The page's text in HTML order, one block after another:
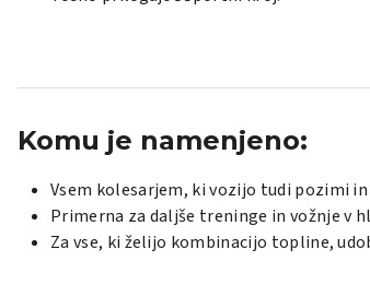
Komu je namenjeno:
Vsem kolesarjem, ki vozijo tudi pozimi
Primerna za daljše treninge in vožnje v
Za vse, ki želijo kombinacijo topline,